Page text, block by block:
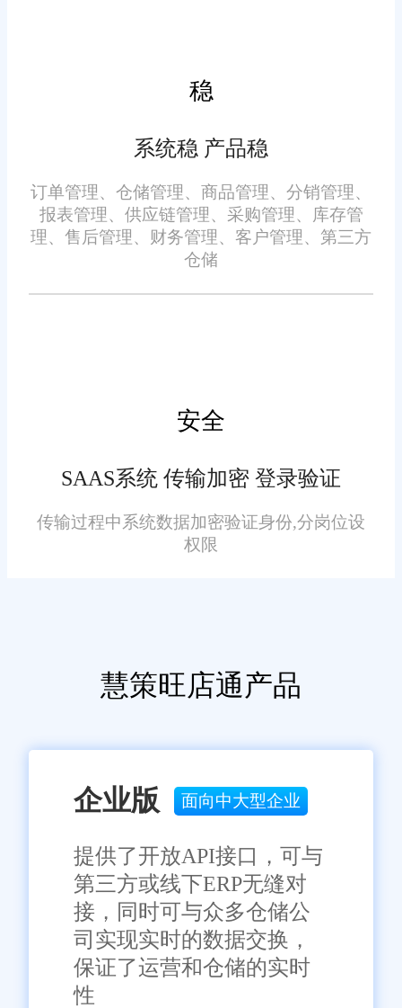
保证其完全无误，请您在阅读本网站内容时自行判断真实性，本网
站对于您因信赖该信息引起的损失概不负责。本网站发布的部分内
别标明外，均来源于网络，知识产权归原作者或原出处所有。任何
单位或个人认为本网站中的网页或链接内容可能存在不实内容或涉
明及详细不实或侵权情况证明，我们将尽快处理。
稳
系统稳 产品稳
订单管理、仓储管理、商品管理、分销管理、
报表管理、供应链管理、采购管理、库存管
理、售后管理、财务管理、客户管理、第三方
仓储
安全
SAAS系统 传输加密 登录验证
传输过程中系统数据加密验证身份,分岗位设
权限
慧策旺店通产品
企业版 面向中大型企业
提供了开放API接口，可与
第三方或线下ERP无缝对
接，同时可与众多仓储公
司实现实时的数据交换，
保证了运营和仓储的实时
性